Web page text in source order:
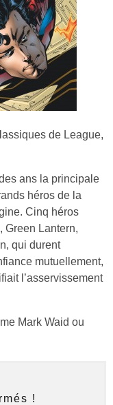
de League,
ans la principale
héros de la
Cinq héros
Green Lantern,
qui durent
mutuellement,
l’asservissement
Mark Waid ou
!